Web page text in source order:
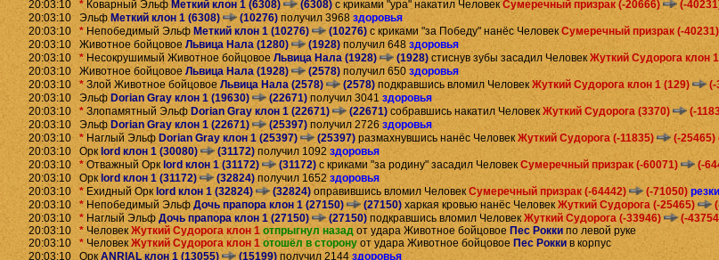
20:03:10 * Коварный Эльф Меткий клон 1 (6308) (6308) с криками "ура" накатил ЧеловекСумеречный призрак (-20666) (-
20:03:10 Эльф Меткий клон 1 (6308) (10276) получил 3968 здоровья
20:03:10 * Непобедимый Эльф Меткий клон 1 (10276) (10276) с криками "за Победу" нанёс Человек Сумеречный призрак (-40231)
20:03:10 Животное бойцовое Львица Нала (1280) (1928) получил 648 здоровья
20:03:10 *Несокрушимый Животное бойцовое Львица Нала (1928) (1928) стиснув зубы засадил ЧеловекЖуткий Судорога клон
20:03:10 Животное бойцовое Львица Нала (1928) (2578) получил 650 здоровья
20:03:10 * Злой Животное бойцовое Львица Нала (2578) (2578) подкравшись вломил ЧеловекЖуткий Судорога клон 1 (129) (-
20:03:10 Эльф Dorian Gray клон 1 (19630) (22671) получил 3041 здоровья
20:03:10 * Злопамятный Эльф Dorian Gray клон 1 (22671) (22671) собравшись накатил ЧеловекЖуткий Судорога (3370) (-
20:03:10 Эльф Dorian Gray клон 1 (22671) (25397) получил 2726 здоровья
20:03:10 * Наглый Эльф Dorian Gray клон 1 (25397) (25397) размахнувшись нанёс Человек Жуткий Судорога (-11835) (-25465)
20:03:10 Орк lord клон 1 (30080) (31172) получил 1092 здоровья
20:03:10 * Отважный Орк lord клон 1 (31172) (31172) с криками "за родину" засадил ЧеловекСумеречный призрак (-60071) (-
20:03:10 Орк lord клон 1 (31172) (32824) получил 1652 здоровья
20:03:10 * Ехидный Орк lord клон 1 (32824) (32824) оправившись вломил ЧеловекСумеречный призрак (-64442) (-71050)
20:03:10 * Непобедимый Эльф Дочь прапора клон 1 (27150) (27150) харкая кровью нанёс ЧеловекЖуткий Судорога (-25465)
20:03:10 * Наглый Эльф Дочь прапора клон 1 (27150) (27150) подкравшись вломил ЧеловекЖуткий Судорога (-33946) (-
20:03:10 * Человек Жуткий Судорога клон 1 отпрыгнул назад от удара Животное бойцовое Пес Рокки по левой руке
20:03:10 * ЧеловекЖуткий Судорога клон 1 отошёл в сторону от удара Животное бойцовое Пес Рокки в корпус
20:03:10 ОркANRIAL клон 1 (13055) (15199) получил 2144 здоровья